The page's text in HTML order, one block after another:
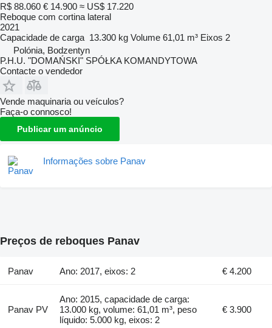
R$ 88.060 € 14.900 ≈ US$ 17.220
Reboque com cortina lateral
2021
Capacidade de carga 13.300 kg Volume 61,01 m³ Eixos 2
Polónia, Bodzentyn
P.H.U. "DOMAŃSKI" SPÓŁKA KOMANDYTOWA
Contacte o vendedor
Vende maquinaria ou veículos?
Faça-o connosco!
Publicar um anúncio
Informações sobre Panav
Preços de reboques Panav
Panav Ano: 2017, eixos: 2 € 4.200
Panav PV
Ano: 2015, capacidade de carga:
13.000 kg, volume: 61,01 m³, peso
líquido: 5.000 kg, eixos: 2
€ 3.900